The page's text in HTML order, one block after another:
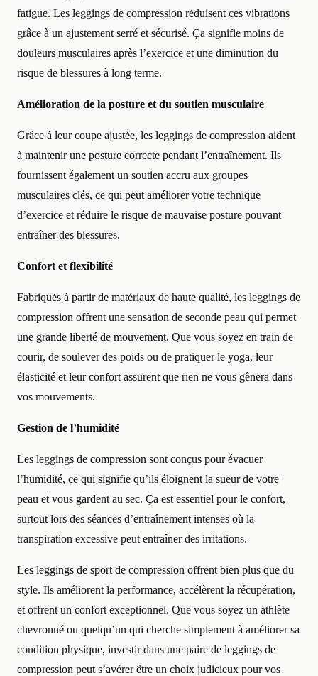
fatigue. Les leggings de compression réduisent ces vibrations
grâce à un ajustement serré et sécurisé. Ça signifie moins de
douleurs musculaires après l’exercice et une diminution du
risque de blessures à long terme.
Amélioration de la posture et du soutien musculaire
Grâce à leur coupe ajustée, les leggings de compression aident
à maintenir une posture correcte pendant l’entraînement. Ils
fournissent également un soutien accru aux groupes
musculaires clés, ce qui peut améliorer votre technique
d’exercice et réduire le risque de mauvaise posture pouvant
entraîner des blessures.
Confort et flexibilité
Fabriqués à partir de matériaux de haute qualité, les leggings de
compression offrent une sensation de seconde peau qui permet
une grande liberté de mouvement. Que vous soyez en train de
courir, de soulever des poids ou de pratiquer le yoga, leur
élasticité et leur confort assurent que rien ne vous gênera dans
vos mouvements.
Gestion de l’humidité
Les leggings de compression sont conçus pour évacuer
l’humidité, ce qui signifie qu’ils éloignent la sueur de votre
peau et vous gardent au sec. Ça est essentiel pour le confort,
surtout lors des séances d’entraînement intenses où la
transpiration excessive peut entraîner des irritations.
Les leggings de sport de compression offrent bien plus que du
style. Ils améliorent la performance, accélèrent la récupération,
et offrent un confort exceptionnel. Que vous soyez un athlète
chevronné ou quelqu’un qui cherche simplement à améliorer sa
condition physique, investir dans une paire de leggings de
compression peut s’avérer être un choix judicieux pour vos